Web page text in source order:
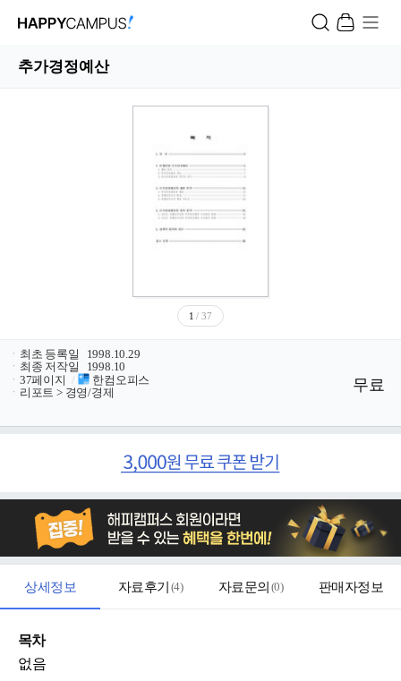
추가경정예산
1 / 37
ㆍ 최초 등록일
1998.10.29
ㆍ 최종 저작일
1998.10
ㆍ 37페이지 /
한컴오피스
ㆍ 리포트 > 경영/경제 무료
상세정보 자료후기 (4) 자료문의 (0) 판매자정보
목차
없음